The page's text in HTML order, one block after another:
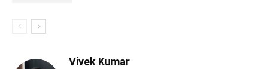
Vivek Kumar